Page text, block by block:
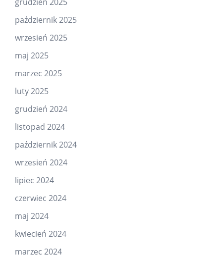
październik 2025
wrzesień 2025
maj 2025
marzec 2025
luty 2025
grudzień 2024
listopad 2024
październik 2024
wrzesień 2024
lipiec 2024
czerwiec 2024
maj 2024
kwiecień 2024
marzec 2024